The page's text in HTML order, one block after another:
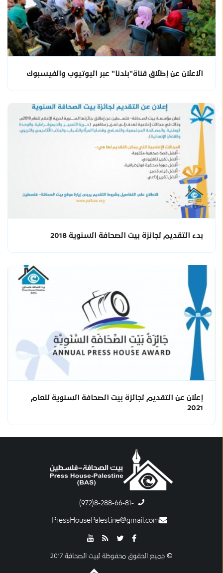
الاعلان عن إطلاق قناة"بلدنا" عبر اليوتيوب والفيسبوك
بدء التقديم لجائزة بيت الصحافة السنوية 2018
إعلان عن التقديم لجائزة بيت الصحافة السنوية للعام
2021
-8-288-66-81(972)
PressHousePalestine@gmail.com
© جميع الحقوق محفوظة لبيت الصحافة 2017